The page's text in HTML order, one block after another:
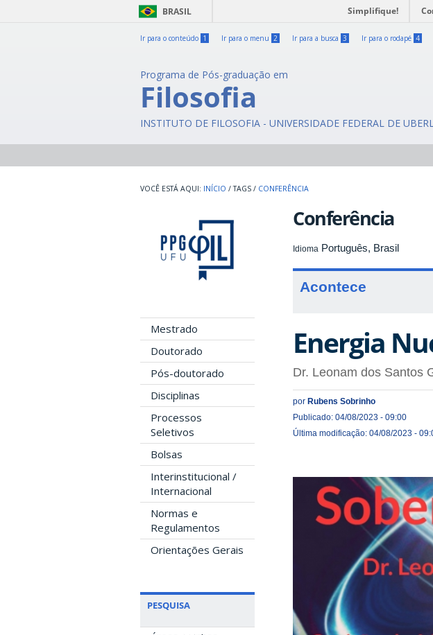
BRASIL Simplifique!
Ir para o conteúdo 1 Ir para o menu 2 Ir para a busca 3 Ir para o rodapé 4
Programa de Pós-graduação em
Filosofia
INSTITUTO DE FILOSOFIA - UNIVERSIDADE FEDERAL DE
INÍCIO / TAGS / CONFERÊNCIA
Mestrado
Doutorado
Pós-doutorado
Disciplinas
Processos
Seletivos
Bolsas
Interinstitucional /
Internacional
Normas e
Regulamentos
Orientações Gerais
PESQUISA
Conferência
Idioma Português, Brasil
Acontece
Energia
Dr. Leonam dos Santos
por Rubens Sobrinho
Publicado: 04/08/2023 - 09:00
Última modificação: 04/08/2023 -